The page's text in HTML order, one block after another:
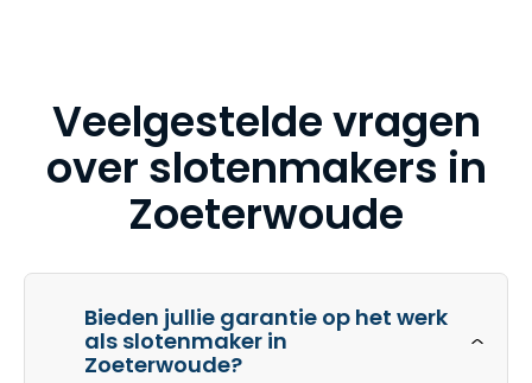
Veelgestelde vragen
over slotenmakers in
Zoeterwoude
Bieden jullie garantie op het werk
als slotenmaker in
Zoeterwoude?